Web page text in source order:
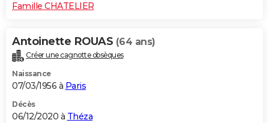
Famille CHATELIER
Antoinette ROUAS (64 ans)
Créer une cagnotte obsèques
Naissance
07/03/1956 à Paris
Décès
06/12/2020 à Théza